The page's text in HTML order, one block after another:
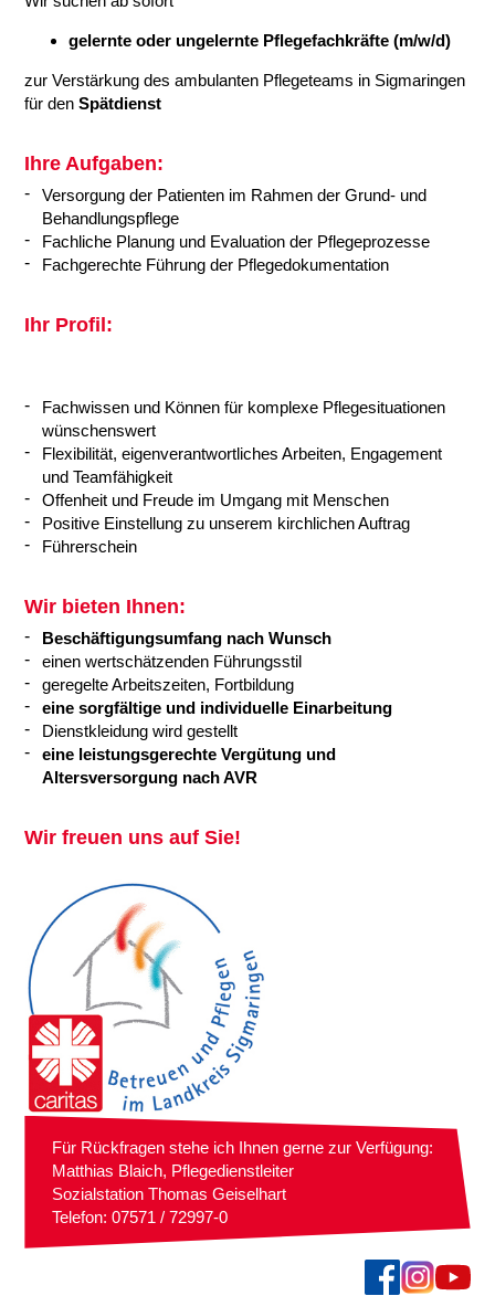
gelernte oder ungelernte Pflegefachkräfte (m/w/d)
zur Verstärkung des ambulanten Pflegeteams in Sigmaringen
für denSpätdienst
Ihre Aufgaben:
Versorgung der Patienten im Rahmen der Grund- und
Behandlungspflege
Fachliche Planung und Evaluation der Pflegeprozesse
Fachgerechte Führung der Pflegedokumentation
Ihr Profil:
Fachwissen und Können für komplexe Pflegesituationen
wünschenswert
Flexibilität, eigenverantwortliches Arbeiten, Engagement
und Teamfähigkeit
Offenheit und Freude im Umgang mit Menschen
Positive Einstellung zu unserem kirchlichen Auftrag
Führerschein
Wir bieten Ihnen:
Beschäftigungsumfang nach Wunsch
einen wertschätzenden Führungsstil
geregelte Arbeitszeiten, Fortbildung
eine sorgfältige und individuelle Einarbeitung
Dienstkleidung wird gestellt
eine leistungsgerechte Vergütung und
Altersversorgung nach AVR
Wir freuen uns auf Sie!
Für Rückfragen stehe ich Ihnen gerne zur Verfügung:
Matthias Blaich, Pflegedienstleiter
Sozialstation Thomas Geiselhart
Telefon: 07571 / 72997-0